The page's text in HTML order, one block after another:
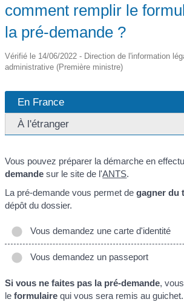
comment remplir le
la pré-demande ?
Vérifié le 14/06/2022 - Direction de l'information
administrative (Première ministre)
En France
À l'étranger
Vous pouvez préparer la démarche en
demande sur le site de l'ANTS.
La pré-demande vous permet degagner du
dépôt du dossier.
Vous demandez une carte d'identité
Vous demandez un passeport
Si vous ne faites pas la pré-demande,
leformulaire qui vous sera remis au